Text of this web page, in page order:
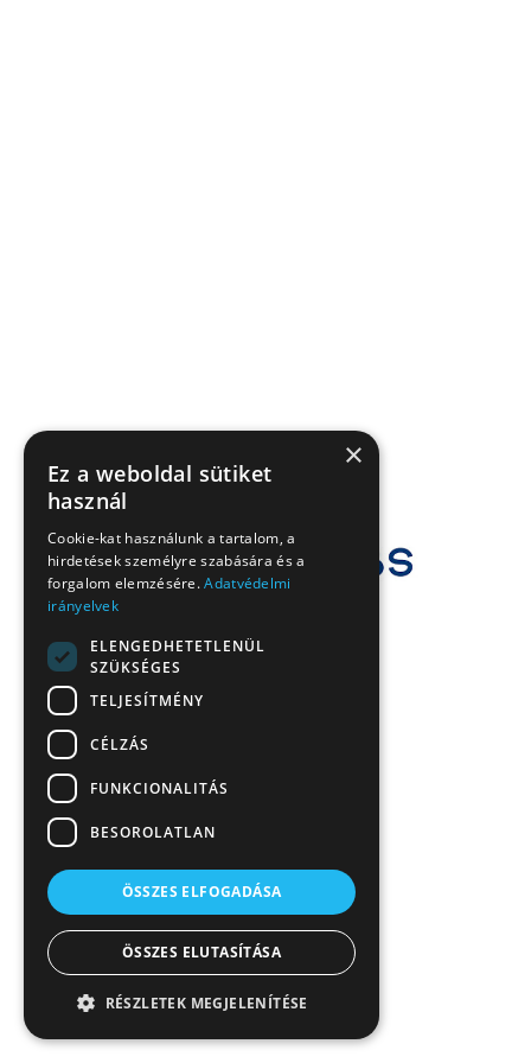
×
Ez a weboldal sütiket
használ
Cookie-kat használunk a tartalom, a
hirdetések személyre szabására és a
forgalom elemzésére.Adatvédelmi
irányelvek
ELENGEDHETETLENÜL
SZÜKSÉGES
TELJESÍTMÉNY
CÉLZÁS
FUNKCIONALITÁS
BESOROLATLAN
ÖSSZES ELFOGADÁSA
ÖSSZES ELUTASÍTÁSA
RÉSZLETEK MEGJELENÍTÉSE